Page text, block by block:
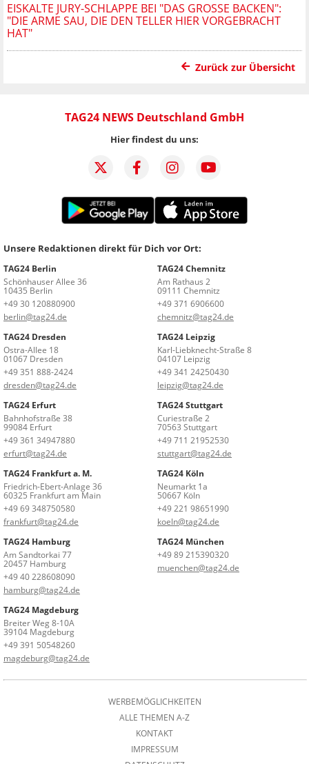
EISKALTE JURY-SCHLAPPE BEI "DAS GROSSE BACKEN": "
DIE ARME SAU, DIE DEN TELLER HIER VORGEBRACHT H
AT"
Zurück zur Übersicht
TAG24 NEWS Deutschland GmbH
Hier findest du uns:
Unsere Redaktionen direkt für Dich vor Ort:
TAG24 Berlin
Schönhauser Allee 36
10435 Berlin
+49 30 120880900
berlin@tag24.de
TAG24 Chemnitz
Am Rathaus 2
09111 Chemnitz
+49 371 6906600
chemnitz@tag24.de
TAG24 Dresden
Ostra-Allee 18
01067 Dresden
+49 351 888-2424
dresden@tag24.de
TAG24 Leipzig
Karl-Liebknecht-Straße 8
04107 Leipzig
+49 341 24250430
leipzig@tag24.de
TAG24 Erfurt
Bahnhofstraße 38
99084 Erfurt
+49 361 34947880
erfurt@tag24.de
TAG24 Stuttgart
Curiestraße 2
70563 Stuttgart
+49 711 21952530
stuttgart@tag24.de
TAG24 Frankfurt a. M.
Friedrich-Ebert-Anlage 36
60325 Frankfurt am Main
+49 69 348750580
frankfurt@tag24.de
TAG24 Köln
Neumarkt 1a
50667 Köln
+49 221 98651990
koeln@tag24.de
TAG24 Hamburg
Am Sandtorkai 77
20457 Hamburg
+49 40 228608090
hamburg@tag24.de
TAG24 München
+49 89 215390320
muenchen@tag24.de
TAG24 Magdeburg
Breiter Weg 8-10A
39104 Magdeburg
+49 391 50548260
magdeburg@tag24.de
WERBEMÖGLICHKEITEN
ALLE THEMEN A-Z
KONTAKT
IMPRESSUM